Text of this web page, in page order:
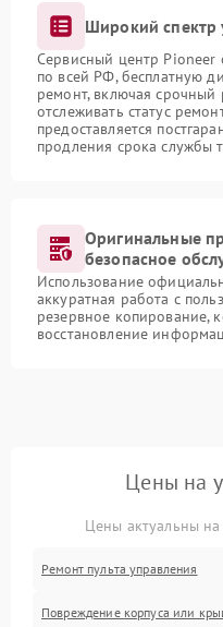
Широкий спектр
Сервисный центр Pioneer
по всей РФ, бесплатную
ремонт, включая срочный
отслеживать статус
предоставляется
продления срока службы
Оригинальные
безопасное
Использование
аккуратная работа с
резервное копирование,
восстановление
Цены на
Цены актуальны
Ремонт пульта управления
Повреждение корпуса или